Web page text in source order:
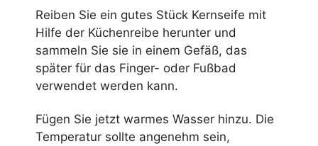
Reiben Sie ein gutes Stück Kernseife mit
Hilfe der Küchenreibe herunter und
sammeln Sie sie in einem Gefäß, das
später für das Finger- oder Fußbad
verwendet werden kann.
Fügen Sie jetzt warmes Wasser hinzu. Die
Temperatur sollte angenehm sein,